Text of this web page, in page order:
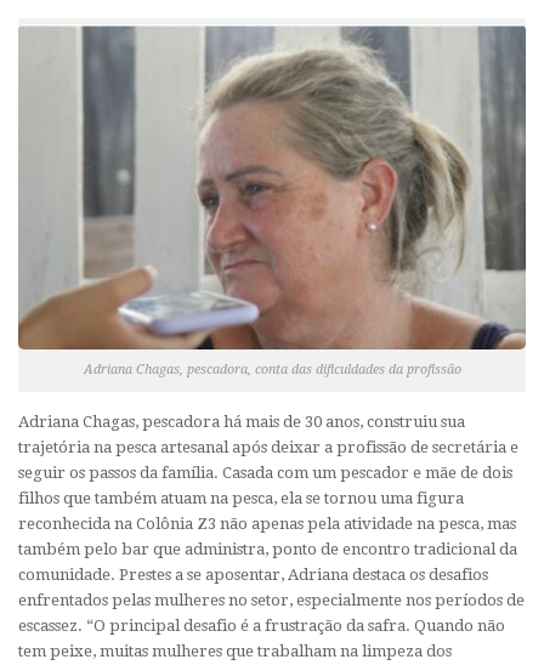
Adriana Chagas, pescadora, conta das dificuldades da profissão
Adriana Chagas, pescadora há mais de 30 anos, construiu sua
trajetória na pesca artesanal após deixar a profissão de secretária e
seguir os passos da família. Casada com um pescador e mãe de dois
filhos que também atuam na pesca, ela se tornou uma figura
reconhecida na Colônia Z3 não apenas pela atividade na pesca, mas
também pelo bar que administra, ponto de encontro tradicional da
comunidade. Prestes a se aposentar, Adriana destaca os desafios
enfrentados pelas mulheres no setor, especialmente nos períodos de
escassez. “O principal desafio é a frustração da safra. Quando não
tem peixe, muitas mulheres que trabalham na limpeza dos